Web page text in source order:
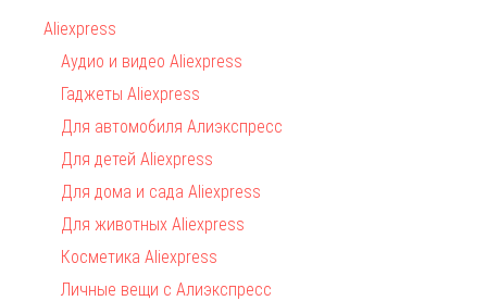
Aliexpress
Аудио и видео Aliexpress
Гаджеты Aliexpress
Для автомобиля Алиэкспресс
Для детей Aliexpress
Для дома и сада Aliexpress
Для животных Aliexpress
Косметика Aliexpress
Личные вещи с Алиэкспресс